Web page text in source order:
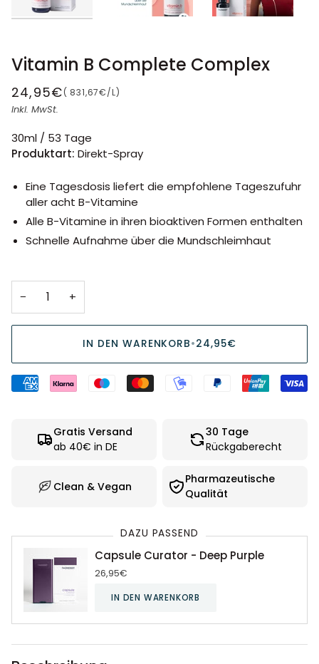
Vitamin B Complete Complex
24,95€(STÜCKPREIS
831,67€/L)
Inkl. MwSt.
30ml / 53 Tage
Produktart: Direkt-Spray
Eine Tagesdosis liefert die empfohlene Tageszufuhr
aller acht B-Vitamine
Alle B-Vitamine in ihren bioaktiven Formen enthalten
Schnelle Aufnahme über die Mundschleimhaut
− +
IN DEN WARENKORB•24,95€
Gratis Versand
ab 40€ in DE
30 Tage
Rückgaberecht
Clean & Vegan
Pharmazeutische
Qualität
DAZU PASSEND
Capsule Curator - Deep Purple
26,95€
IN DEN WARENKORB